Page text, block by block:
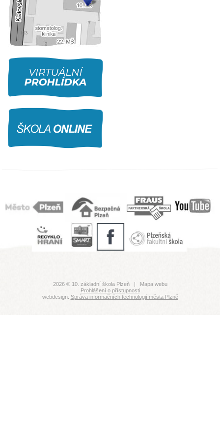
2026 © 10. základní škola Plzeň |
Mapa webu
Prohlášení o přístupnosti
webdesign: Správa informačních technologií města Plzně